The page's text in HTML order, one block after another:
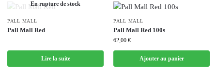
En rupture de stock
PALL MALL
Pall Mall Red
Lire la suite
PALL MALL
Pall Mall Red 100s
62,00 €
Ajouter au panier